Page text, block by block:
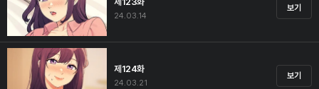
24.03.14
보기
제124화
24.03.21
보기